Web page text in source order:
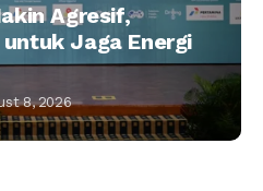
Agresif,
Jaga Energi
8, 2026